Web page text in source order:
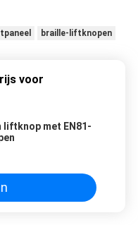
braille-liftknopen
voor
liftknop met EN81-